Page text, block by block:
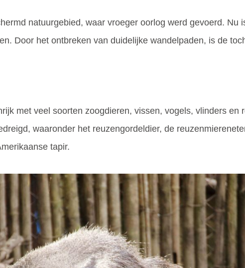
natuurgebied, waar vroeger oorlog werd gevoerd. Nu
Door het ontbreken van duidelijke wandelpaden, is de
met veel soorten zoogdieren, vissen, vogels, vlinders en
waaronder het reuzengordeldier, de
tapir.